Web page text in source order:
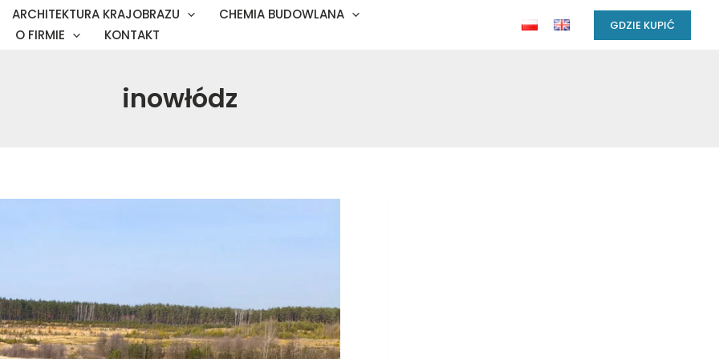
ARCHITEKTURA KRAJOBRAZU
CHEMIA BUDOWLANA
O FIRMIE KONTAKT
GDZIE KUPIĆ
inowłódz